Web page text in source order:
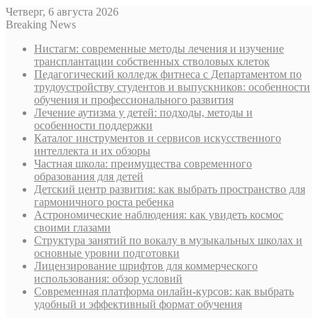
Четверг, 6 августа 2026
Breaking News
Нистагм: современные методы лечения и изучение
трансплантации собственных стволовых клеток
Педагогический колледж фитнеса с Департаментом по
трудоустройству студентов и выпускников: особенности
обучения и профессионального развития
Лечение аутизма у детей: подходы, методы и
особенности поддержки
Каталог инструментов и сервисов искусственного
интеллекта и их обзоры
Частная школа: преимущества современного
образования для детей
Детский центр развития: как выбрать пространство для
гармоничного роста ребенка
Астрономические наблюдения: как увидеть космос
своими глазами
Структура занятий по вокалу в музыкальных школах и
основные уровни подготовки
Лицензирование шрифтов для коммерческого
использования: обзор условий
Современная платформа онлайн-курсов: как выбрать
удобный и эффективный формат обучения